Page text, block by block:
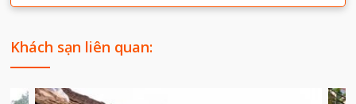
Khách sạn liên quan: